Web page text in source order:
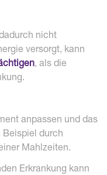
nicht
versorgt, kann
, als die
anpassen und das
Beispiel durch
Mahlzeiten.
Erkrankung kann